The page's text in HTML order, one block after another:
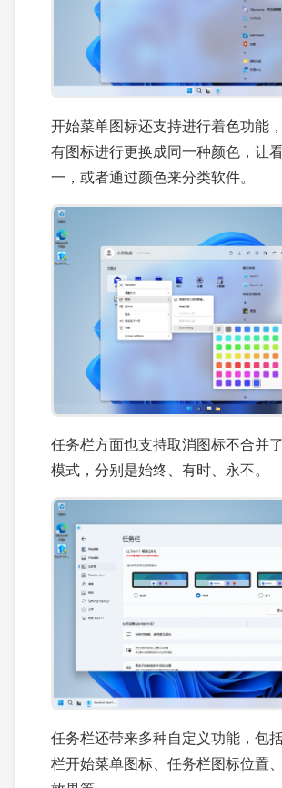
开始菜单图标还支持进行着色功能
有图标进行更换成同一种颜色，让
一，或者通过颜色来分类软件。
任务栏方面也支持取消图标不合并
模式，分别是始终、有时、永不。
任务栏还带来多种自定义功能，包
栏开始菜单图标、任务栏图标位置